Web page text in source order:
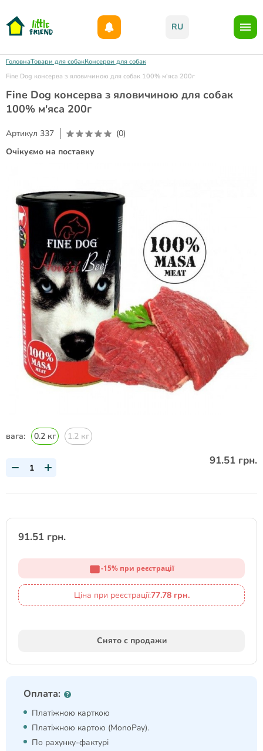
RU
ГоловнаТовари для собакКонсерви для собак
Fine Dog консерва з яловичиною для собак 100% м'яса 200г
Fine Dog консерва з яловичиною для собак
100% м'яса 200г
Артикул 337
(0)
Очікуємо на поставку
вага: 0.2 кг 1.2 кг
91.51 грн.
91.51 грн.
-15% при реєстрації
Ціна при реєстрації:77.78 грн.
Снято с продажи
Оплата:
Платіжною карткою
Платіжною картою (MonoPay).
По рахунку-фактурі